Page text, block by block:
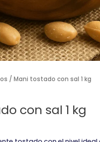
/ Mani tostado con sal 1 kg
con sal 1 kg